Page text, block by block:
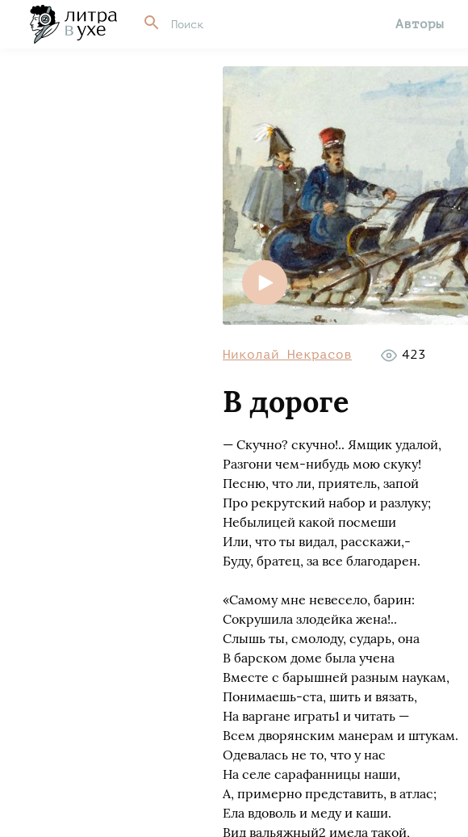
Авторы
Николай Некрасов 423
В дороге
— Скучно? скучно!.. Ямщик удалой,
Разгони чем-нибудь мою скуку!
Песню, что ли, приятель, запой
Про рекрутский набор и разлуку;
Небылицей какой посмеши
Или, что ты видал, расскажи,-
Буду, братец, за все благодарен.
«Самому мне невесело, барин:
Сокрушила злодейка жена!..
Слышь ты, смолоду, сударь, она
В барском доме была учена
Вместе с барышней разным наукам,
Понимаешь-ста, шить и вязать,
На варгане играть1 и читать —
Всем дворянским манерам и штукам.
Одевалась не то, что у нас
На селе сарафанницы наши,
А, примерно представить, в атлас;
Ела вдоволь и меду и каши.
Вид вальяжный2 имела такой,